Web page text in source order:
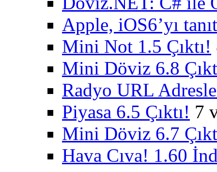
Apple, iOS6’yı
Mini Not 1.5 Çıktı!
Mini Döviz 6.8
Radyo URL
Piyasa 6.5 Çıktı! 7
Mini Döviz 6.7
Hava Cıva! 1.60